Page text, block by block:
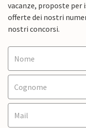
vacanze, proposte per
offerte dei nostri
nostri concorsi.